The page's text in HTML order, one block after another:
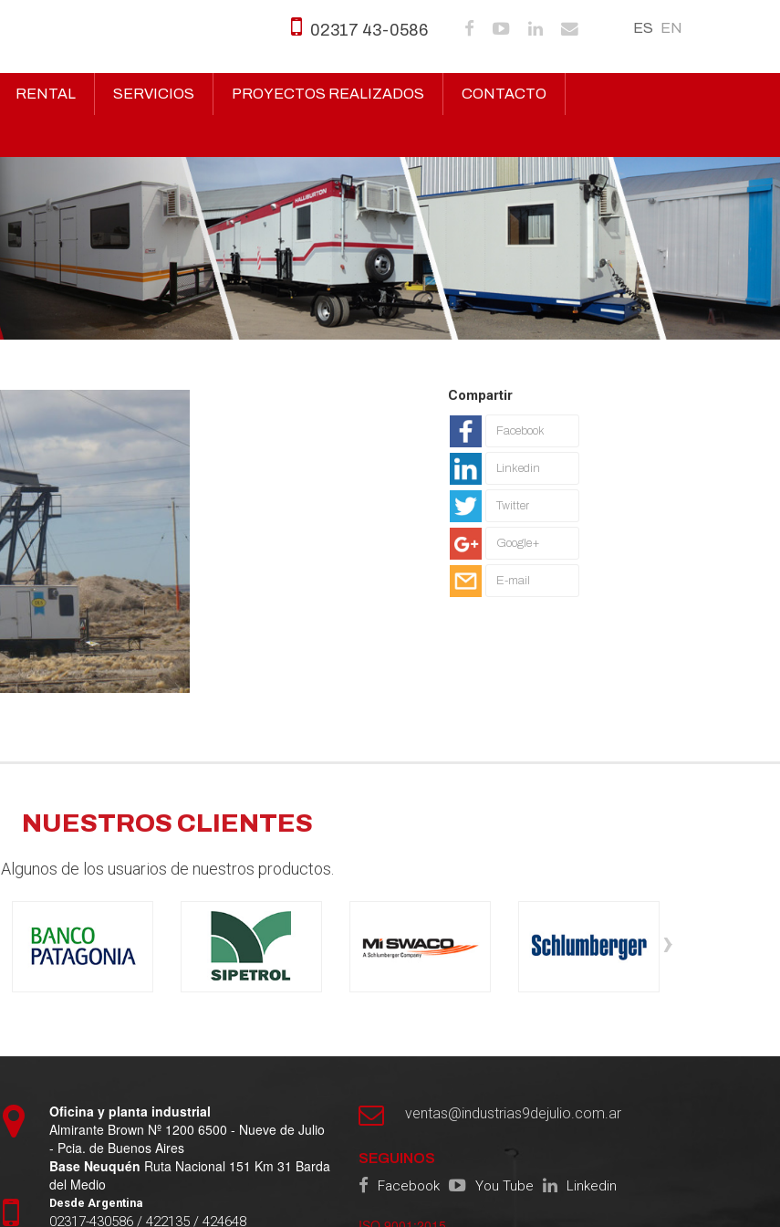
ES EN
02317 43-0586
RENTAL SERVICIOS PROYECTOS REALIZADOS CONTACTO
Compartir
Facebook
Linkedin
Twitter
Google+
E-mail
NUESTROS CLIENTES
Algunos de los usuarios de nuestros productos.
›
Oficina y planta industrial
Almirante Brown Nº 1200 6500 - Nueve de Julio
- Pcia. de Buenos Aires
Base Neuquén Ruta Nacional 151 Km 31 Barda
del Medio
Desde Argentina
02317-430586 / 422135 / 424648
ventas@industrias9dejulio.com.ar
SEGUINOS
Facebook You Tube Linkedin